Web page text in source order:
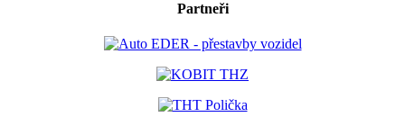
Partneři